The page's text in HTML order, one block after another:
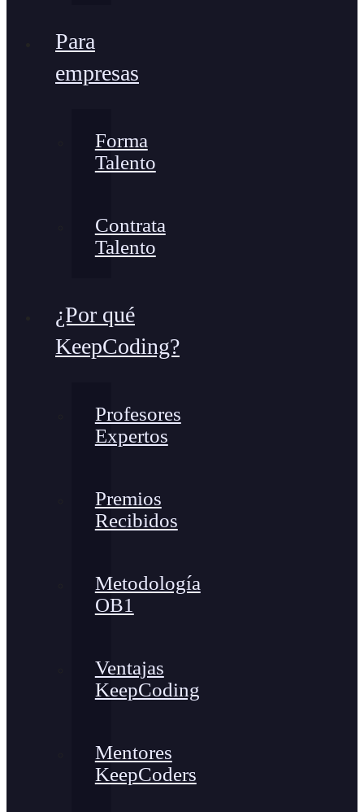
Para
empresas
Forma
Talento
Contrata
Talento
¿Por qué
KeepCoding?
Profesores
Expertos
Premios
Recibidos
Metodología
OB1
Ventajas
KeepCoding
Mentores
KeepCoders